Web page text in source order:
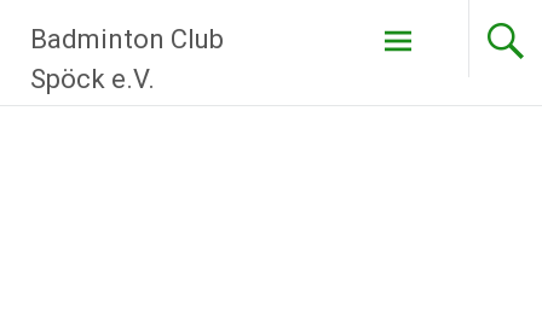
Inhalt
springen
Badminton Club
Spöck e.V.